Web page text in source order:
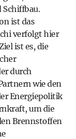
Schiffbau.
ist das
verfolgt hier
ist es, die
durch
wie den
Energiepolitik
um die
Brennstoffen